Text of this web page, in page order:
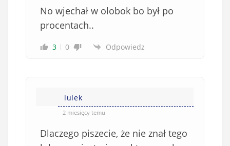
No wjechał w olobok bo był po
procentach..
3 0 Odpowiedz
lulek
2 miesięcy temu
Dlaczego piszecie, że nie znał tego